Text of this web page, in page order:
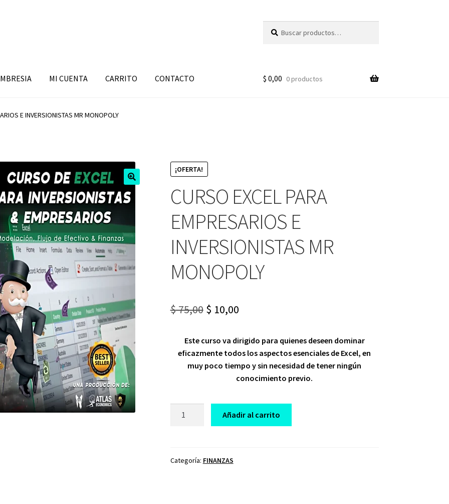
por:
MI CUENTA CARRITO CONTACTO $ 0,00 0 productos
E INVERSIONISTAS MR MONOPOLY
¡OFERTA!
CURSO EXCEL PARA
EMPRESARIOS E
INVERSIONISTAS MR
MONOPOLY
$75,00 Original
was:
$ 75,00.
$ 10,00Current
is:
$ 10,00.
Este curso va dirigido para quienes deseen dominar
eficazmente todos los aspectos esenciales de Excel, en
muy poco tiempo y sin necesidad de tener ningún
conocimiento previo.
E
Añadir al carrito
Categoría: FINANZAS